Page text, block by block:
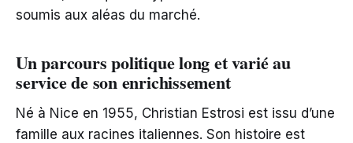
soumis aux aléas du marché.
Un parcours politique long et varié au
service de son enrichissement
Né à Nice en 1955, Christian Estrosi est issu d’une
famille aux racines italiennes. Son histoire est